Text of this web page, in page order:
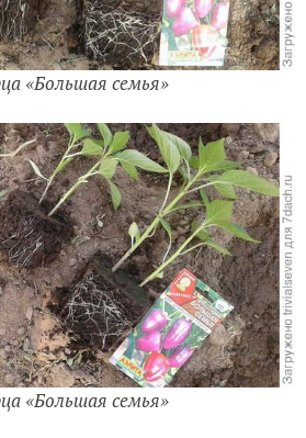
«Большая семья»
«Большая семья»